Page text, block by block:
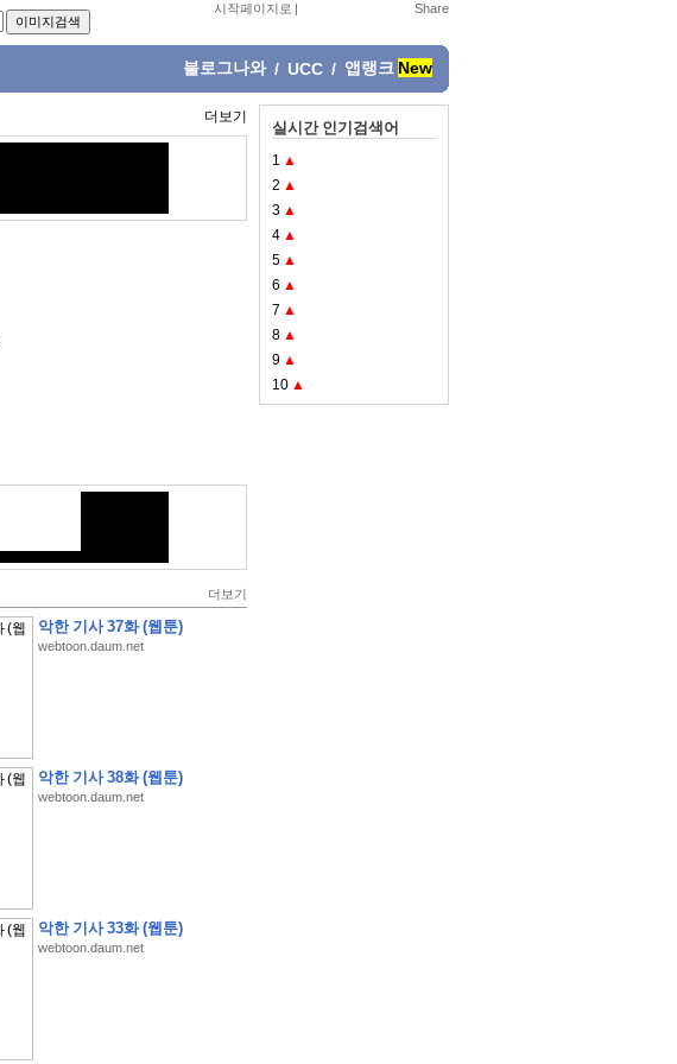
시작페이지로 |
블로그나와 / UCC / 앱랭크 New
더보기
더보기
악한 기사 37화 (웹툰)
webtoon.daum.net
악한 기사 38화 (웹툰)
webtoon.daum.net
악한 기사 33화 (웹툰)
webtoon.daum.net
실시간 인기검색어
1 ▲
2 ▲
3 ▲
4 ▲
5 ▲
6 ▲
7 ▲
8 ▲
9 ▲
10 ▲